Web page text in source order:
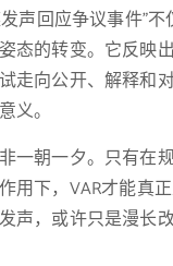
声回应争议事件”
态的转变。它反映
走向公开、解释和
义。
一朝一夕。只有在
用下，VAR才能真
声，或许只是漫长